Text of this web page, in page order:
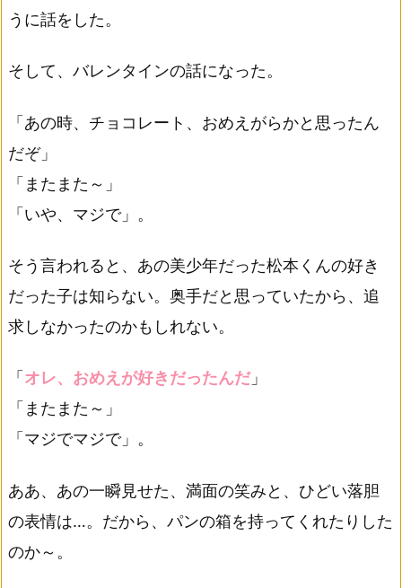
うに話をした。
そして、バレンタインの話になった。
「あの時、チョコレート、おめえがらかと思ったん
だぞ」
「またまた～」
「いや、マジで」。
そう言われると、あの美少年だった松本くんの好き
だった子は知らない。奥手だと思っていたから、追
求しなかったのかもしれない。
「 オレ、おめえが好きだったんだ」
「またまた～」
「マジでマジで」。
ああ、あの一瞬見せた、満面の笑みと、ひどい落胆
の表情は…。だから、パンの箱を持ってくれたりした
のか～。